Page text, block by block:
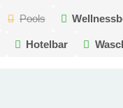
Pools
Hotelbar